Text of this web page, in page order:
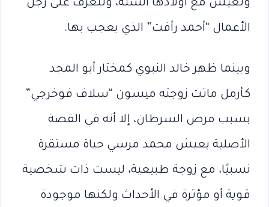
وتعيش مع أولادها الستة، وتتعرف على رجل
الأعمال “أحمد رأفت” الذي يعجب بها.
وبينما ظهر خالد النبوي كمختار أبو المجد
كأرمل ماتت زوجته ميسون “سلاف فوخرجي”
بسبب مرض السرطان، إلا أنه في القصة
الأصلية يعيش محمد مرسي حياة مستقرة
نسبيًا، مع زوجة طبيعية، ليست ذات شخصية
قوية أو مؤثرة في الأحداث ولكنها موجودة